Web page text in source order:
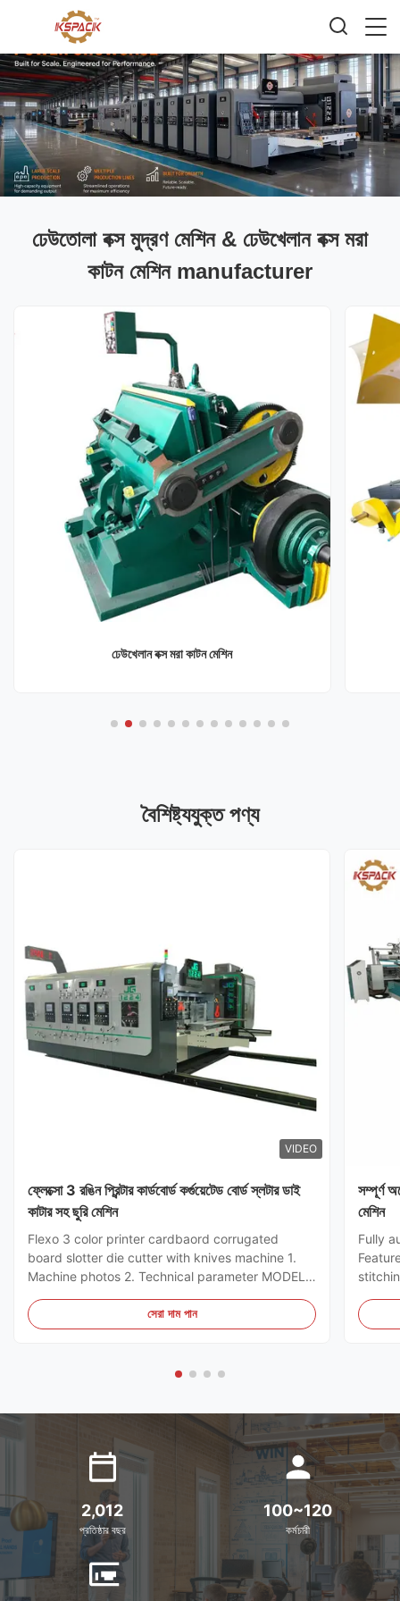
ঢেউতোলা বক্স মুদ্রণ মেশিন & ঢেউখেলান বক্স মরা
কাটন মেশিন manufacturer
ঢেউখেলান বক্স মরা কাটন মেশিন
বৈশিষ্ট্যযুক্ত পণ্য
VIDEO
ফ্লেক্সো 3 রঙিন প্রিন্টার কার্ডবোর্ড কর্গুয়েটেড বোর্ড স্লটার ডাই
কাটার সহ ছুরি মেশিন
Flexo 3 color printer cardbaord corrugated
board slotter die cutter with knives machine 1.
Machine photos 2. Technical parameter MODEL
COLOR 4 COLOR MNACHINE SIZE WALL BOARD
TO WALL BOARD SIZE
MACHINE DESIGN SPEED 200PCS ...
সেরা দাম পান
সম্পূর্ণ
মেশিন
Fully
the
can
2,012
প্রতিষ্ঠার বছর
100~120
কর্মচারী